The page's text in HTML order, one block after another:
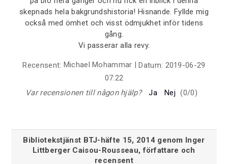
skepnads hela bakgrundshistoria! Hisnande. Fyllde mig
också med ömhet och visst ödmjukhet inför tidens
gång.
Vi passerar alla revy.
Recensent: Michael Mohammar | Datum: 2019-06-29
07:22
Var recensionen till någon hjälp?
Ja Nej (0/0)
Bibliotekstjänst BTJ-häfte 15, 2014 genom Inger
Littberger Caisou-Rousseau, författare och
recensent